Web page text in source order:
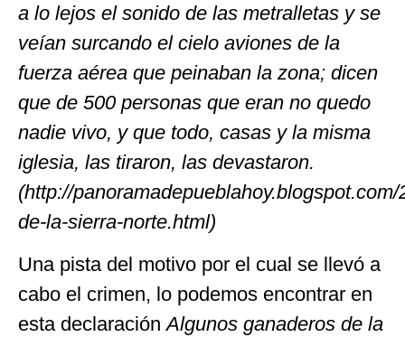
a lo lejos el sonido de las metralletas y se
veían surcando el cielo aviones de la
fuerza aérea que peinaban la zona; dicen
que de 500 personas que eran no quedo
nadie vivo, y que todo, casas y la misma
iglesia, las tiraron, las devastaron.
(http://
de-la-sierra-norte.html)
Una pista del motivo por el cual se llevó a
cabo el crimen, lo podemos encontrar en
esta declaraciónAlgunos ganaderos de la